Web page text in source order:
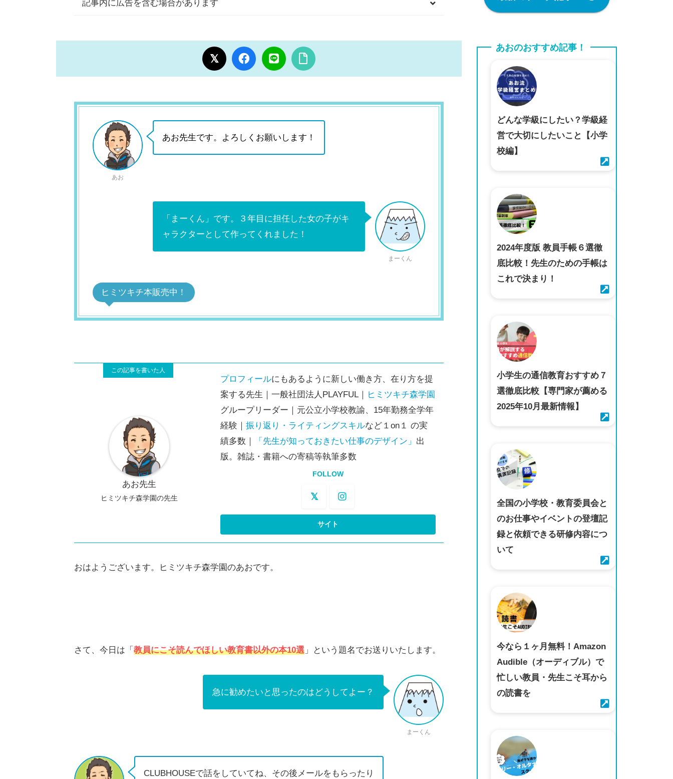
記事内に広告を含む場合があります
あお
あお先生です。よろしくお願いします！
「まーくん」です。３年目に担任した女の子がキ
ャラクターとして作ってくれました！
まーくん
ヒミツキチ本販売中！
あお先生
ヒミツキチ森学園の先生
プロフィールにもあるように新しい働き方、在り方を提
案する先生｜一般社団法人PLAYFUL｜ ヒミツキチ森学園
グループリーダー｜元公立小学校教諭、15年勤務全学年
経験｜ 振り返り・ライティングスキルなど１on１ の実
績多数｜
「先生が知っておきたい仕事のデザイン」 出
版。雑誌・書籍への寄稿等執筆多数
FOLLOW
おはようございます。ヒミツキチ森学園のあおです。
さて、今日は「 教員にこそ読んでほしい教育書以外の本10選 」という題名でお送りいたします。
急に勧めたいと思ったのはどうしてよー？
まーくん
CLUBHOUSEで話をしていてね、その後メールをもらったり
あおのおすすめ記事！
どんな学級にしたい？学級経
営で大切にしたいこと【小学
校編】
2024年度版 教員手帳６選徹
底比較！先生のための手帳は
これで決まり！
小学生の通信教育おすすめ７
選徹底比較【専門家が薦める
2025年10月最新情報】
全国の小学校・教育委員会と
のお仕事やイベントの登壇記
録と依頼できる研修内容につ
いて
今なら１ヶ月無料！Amazon
Audible（オーディブル）で
忙しい教員・先生こそ耳から
の読書を